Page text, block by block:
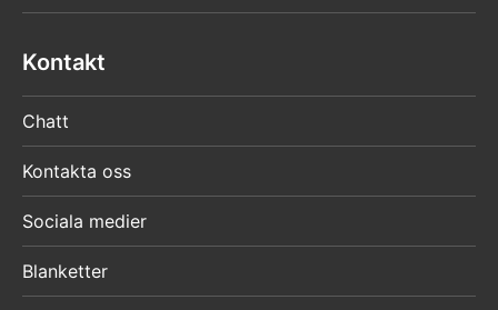
Kontakt
Chatt
Kontakta oss
Sociala medier
Blanketter